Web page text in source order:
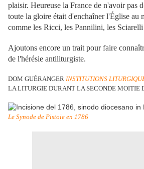
plaisir. Heureuse la France de n'avoir pas
toute la gloire était d'enchaîner l'Église au
comme les Ricci, les Pannilini, les
Ajoutons encore un trait pour faire
de l'hérésie antiliturgiste.
DOM GUÉRANGER INSTITUTIONS
LA LITURGIE DURANT LA SECONDE MOITIE
Le Synode de Pistoie en 1786